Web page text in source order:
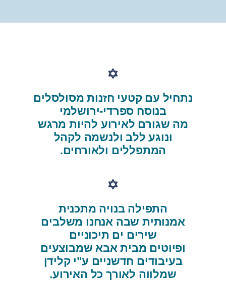
נתחיל עם קטעי חזנות מסולסלים
בנוסח ספרדי-ירושלמי
מה שגורם לאירוע להיות מרגש
ונוגע ללב ולנשמה לקהל
המתפללים ולאורחים.
התפילה בנויה מתכנית
אמנותית שבה אנחנו משלבים
שירים ים תיכוניים
ופיוטים מבית אבא שמבוצעים
בעיבודים חדשניים ע"י קלידן
שמלווה לאורך כל האירוע.